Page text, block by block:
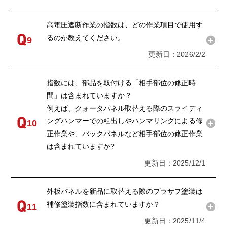
9
高電圧遮断作業の指数は、どの作業項目で使用す
るのか教えてください。
更新日：2026/2/2
10
指数には、部品を取付ける「相手部位の修正時
間」は含まれていますか？
例えば、クォータパネル取替える際のスライディ
ングハンマーでの粗出しやハンマリングによる修
正作業や、バックパネルなど相手部位の修正作業
は含まれていますか?
更新日：2025/12/1
11
外板パネルを新品に取替える際のプラサフ塗装は
補修塗装指数に含まれていますか？
更新日：2025/11/4